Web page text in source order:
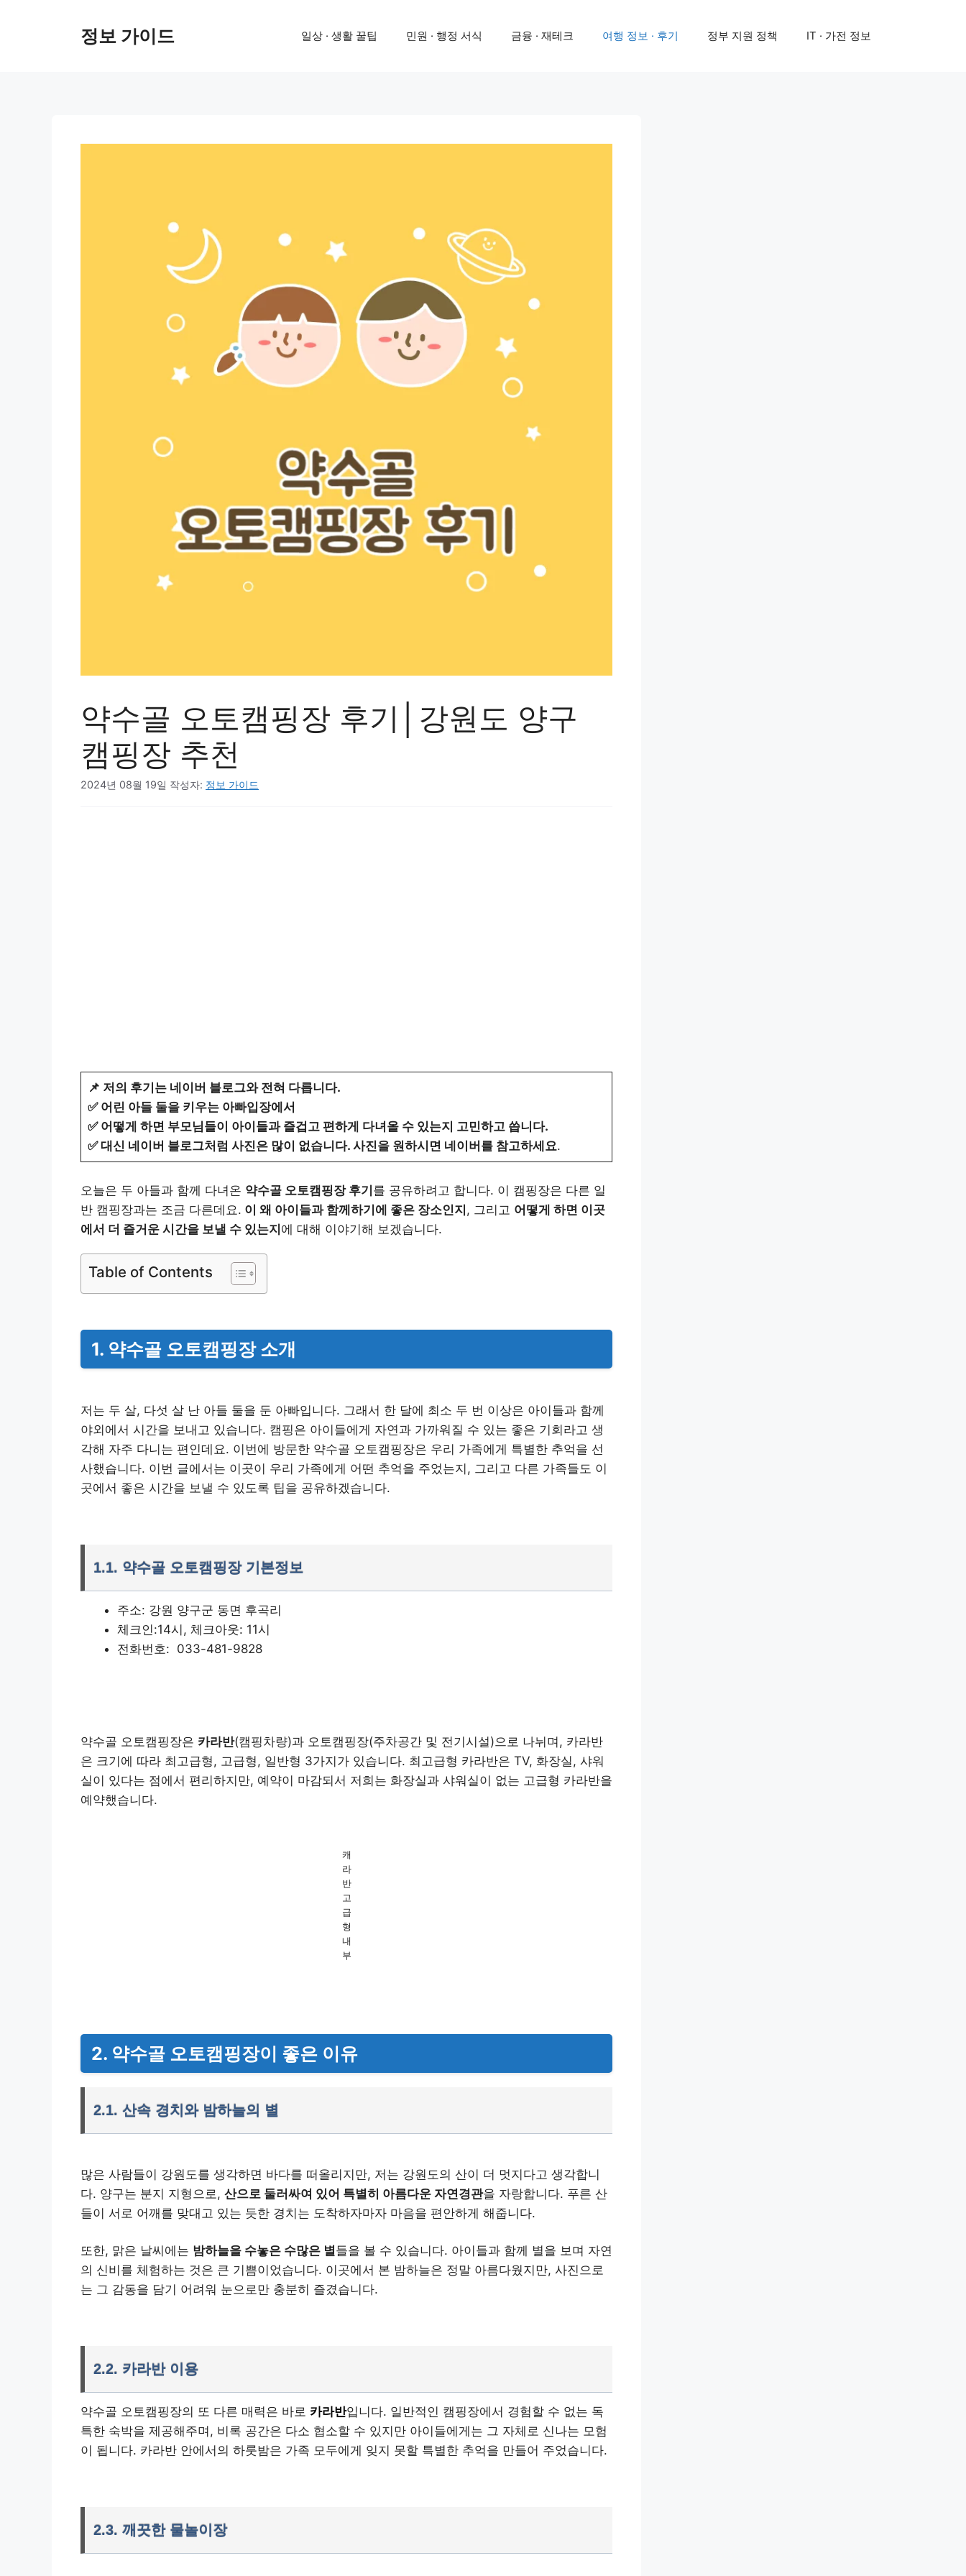
정보 가이드 일상 · 생활 꿀팁 민원 · 행정 서식 금융 · 재테크 여행 정보 · 후기 정부 지원 정책 IT · 가전 정보
약수골 오토캠핑장 후기│강원도 양구
캠핑장 추천
2024년 08월 19일 작성자: 정보 가이드
📌 저의 후기는 네이버 블로그와 전혀 다릅니다.
✅ 어린 아들 둘을 키우는 아빠입장에서
✅ 어떻게 하면 부모님들이 아이들과 즐겁고 편하게 다녀올 수 있는지 고민하고 씁니다.
✅ 대신 네이버 블로그처럼 사진은 많이 없습니다. 사진을 원하시면 네이버를 참고하세요.
오늘은 두 아들과 함께 다녀온 약수골 오토캠핑장 후기를 공유하려고 합니다. 이 캠핑장은 다른 일
반 캠핑장과는 조금 다른데요. 이 왜 아이들과 함께하기에 좋은 장소인지, 그리고 어떻게 하면 이곳
에서 더 즐거운 시간을 보낼 수 있는지에 대해 이야기해 보겠습니다.
Table of Contents
1. 약수골 오토캠핑장 소개
저는 두 살, 다섯 살 난 아들 둘을 둔 아빠입니다. 그래서 한 달에 최소 두 번 이상은 아이들과 함께
야외에서 시간을 보내고 있습니다. 캠핑은 아이들에게 자연과 가까워질 수 있는 좋은 기회라고 생
각해 자주 다니는 편인데요. 이번에 방문한 약수골 오토캠핑장은 우리 가족에게 특별한 추억을 선
사했습니다. 이번 글에서는 이곳이 우리 가족에게 어떤 추억을 주었는지, 그리고 다른 가족들도 이
곳에서 좋은 시간을 보낼 수 있도록 팁을 공유하겠습니다.
1.1. 약수골 오토캠핑장 기본정보
주소: 강원 양구군 동면 후곡리
체크인:14시, 체크아웃: 11시
전화번호: 033-481-9828
약수골 오토캠핑장은 카라반(캠핑차량)과 오토캠핑장(주차공간 및 전기시설)으로 나뉘며, 카라반
은 크기에 따라 최고급형, 고급형, 일반형 3가지가 있습니다. 최고급형 카라반은 TV, 화장실, 샤워
실이 있다는 점에서 편리하지만, 예약이 마감되서 저희는 화장실과 샤워실이 없는 고급형 카라반을
예약했습니다.
캐
라
반
고
급
형
내
부
2. 약수골 오토캠핑장이 좋은 이유
2.1. 산속 경치와 밤하늘의 별
많은 사람들이 강원도를 생각하면 바다를 떠올리지만, 저는 강원도의 산이 더 멋지다고 생각합니
다. 양구는 분지 지형으로, 산으로 둘러싸여 있어 특별히 아름다운 자연경관을 자랑합니다. 푸른 산
들이 서로 어깨를 맞대고 있는 듯한 경치는 도착하자마자 마음을 편안하게 해줍니다.
또한, 맑은 날씨에는 밤하늘을 수놓은 수많은 별들을 볼 수 있습니다. 아이들과 함께 별을 보며 자연
의 신비를 체험하는 것은 큰 기쁨이었습니다. 이곳에서 본 밤하늘은 정말 아름다웠지만, 사진으로
는 그 감동을 담기 어려워 눈으로만 충분히 즐겼습니다.
2.2. 카라반 이용
약수골 오토캠핑장의 또 다른 매력은 바로 카라반입니다. 일반적인 캠핑장에서 경험할 수 없는 독
특한 숙박을 제공해주며, 비록 공간은 다소 협소할 수 있지만 아이들에게는 그 자체로 신나는 모험
이 됩니다. 카라반 안에서의 하룻밤은 가족 모두에게 잊지 못할 특별한 추억을 만들어 주었습니다.
2.3. 깨끗한 물놀이장